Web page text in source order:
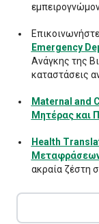
Emergency
Ανάγκης της
καταστάσεις
Maternal and
Μητέρας και
Health
ακραία ζέστη